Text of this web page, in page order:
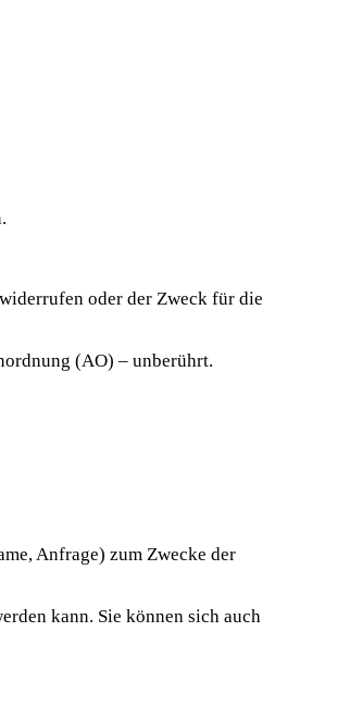
oder der Zweck für die
(AO) – unberührt.
Anfrage) zum Zwecke der
kann. Sie können sich auch